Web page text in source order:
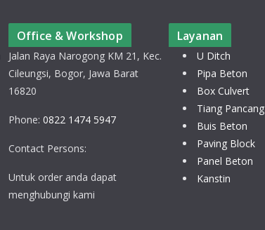
Office & Workshop
Jalan Raya Narogong KM 21, Kec.
Cileungsi, Bogor, Jawa Barat
16820
Phone: 0822 1474 5947
Contact Persons:
Untuk order anda dapat
menghubungi kami
Layanan
U Ditch
Pipa Beton
Box Culvert
Tiang Pancang
Buis Beton
Paving Block
Panel Beton
Kanstin